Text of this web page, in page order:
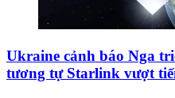
Ukraine cảnh báo Nga
tương tự Starlink vượt